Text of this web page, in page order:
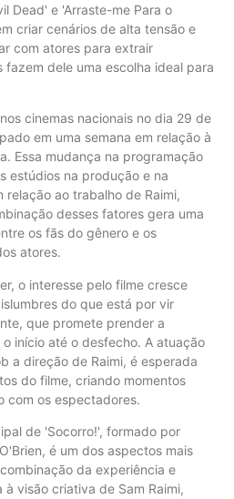
Dead' e 'Arraste-me Para o
criar cenários de alta tensão e
com atores para extrair
fazem dele uma escolha ideal para
cinemas nacionais no dia 29 de
em uma semana em relação à
Essa mudança na programação
estúdios na produção e na
ao trabalho de Raimi,
desses fatores gera uma
os fãs do gênero e os
atores.
o interesse pelo filme cresce
do que está por vir
que promete prender a
início até o desfecho. A atuação
a direção de Raimi, é esperada
do filme, criando momentos
com os espectadores.
de 'Socorro!', formado por
é um dos aspectos mais
da experiência e
visão criativa de Sam Raimi,